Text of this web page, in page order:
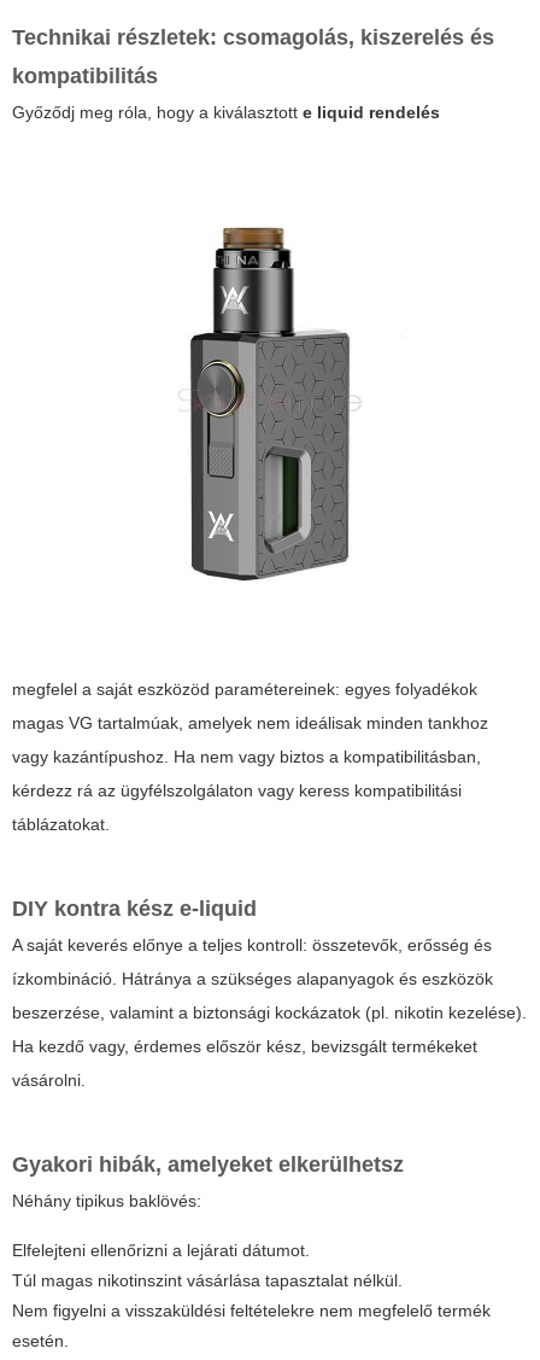
Technikai részletek: csomagolás, kiszerelés és
kompatibilitás
Győződj meg róla, hogy a kiválasztott e liquid rendelés
megfelel a saját eszközöd paramétereinek: egyes folyadékok
magas VG tartalmúak, amelyek nem ideálisak minden tankhoz
vagy kazántípushoz. Ha nem vagy biztos a kompatibilitásban,
kérdezz rá az ügyfélszolgálaton vagy keress kompatibilitási
táblázatokat.
DIY kontra kész e-liquid
A saját keverés előnye a teljes kontroll: összetevők, erősség és
ízkombináció. Hátránya a szükséges alapanyagok és eszközök
beszerzése, valamint a biztonsági kockázatok (pl. nikotin kezelése).
Ha kezdő vagy, érdemes először kész, bevizsgált termékeket
vásárolni.
Gyakori hibák, amelyeket elkerülhetsz
Néhány tipikus baklövés:
Elfelejteni ellenőrizni a lejárati dátumot.
Túl magas nikotinszint vásárlása tapasztalat nélkül.
Nem figyelni a visszaküldési feltételekre nem megfelelő termék
esetén.